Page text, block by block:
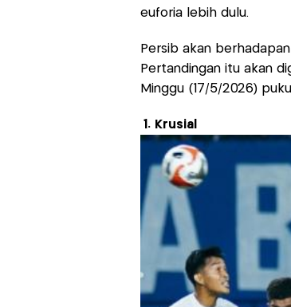
euforia lebih dulu.
Persib akan
Pertandingan itu akan
Minggu (17/5/2026)
1. Krusial